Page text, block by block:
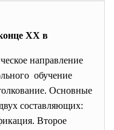
XX в
направление
обучение
Основные
составляющих:
Второе